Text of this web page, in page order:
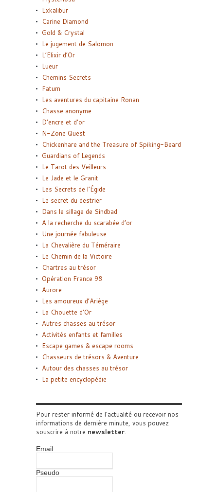
Exkalibur
Carine Diamond
Gold & Crystal
Le jugement de Salomon
L’Elixir d’Or
Lueur
Chemins Secrets
Fatum
Les aventures du capitaine Ronan
Chasse anonyme
D’encre et d’or
N-Zone Quest
Chickenhare and the Treasure of Spiking-Beard
Guardians of Legends
Le Tarot des Veilleurs
Le Jade et le Granit
Les Secrets de l’Égide
Le secret du destrier
Dans le sillage de Sindbad
A la recherche du scarabée d’or
Une journée fabuleuse
La Chevalière du Téméraire
Le Chemin de la Victoire
Chartres au trésor
Opération France 98
Aurore
Les amoureux d’Ariège
La Chouette d’Or
Autres chasses au trésor
Activités enfants et familles
Escape games & escape rooms
Chasseurs de trésors & Aventure
Autour des chasses au trésor
La petite encyclopédie
Pour rester informé de l'actualité ou recevoir nos
informations de dernière minute, vous pouvez
souscrire à notre newsletter.
Email
Pseudo